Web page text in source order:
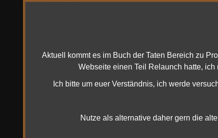
Ihr sie
noch
von
Aktuell kommt es im Buch der Taten Bereich zu
Webseite einen Teil Relaunch hatte,
Ich bitte um euer Verständnis, ich werde
Nutze als alternative daher gern die